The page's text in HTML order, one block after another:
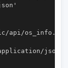
api/
json'